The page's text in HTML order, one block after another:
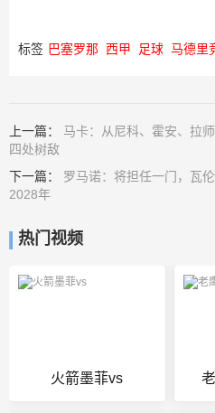
标签 巴塞罗那 西甲 足球 马德里
上一篇： 马卡：从尼科、霍安、拉
四处树敌
下一篇： 罗马诺：将担任一门，瓦
2028年
热门视频
火箭墨菲vs